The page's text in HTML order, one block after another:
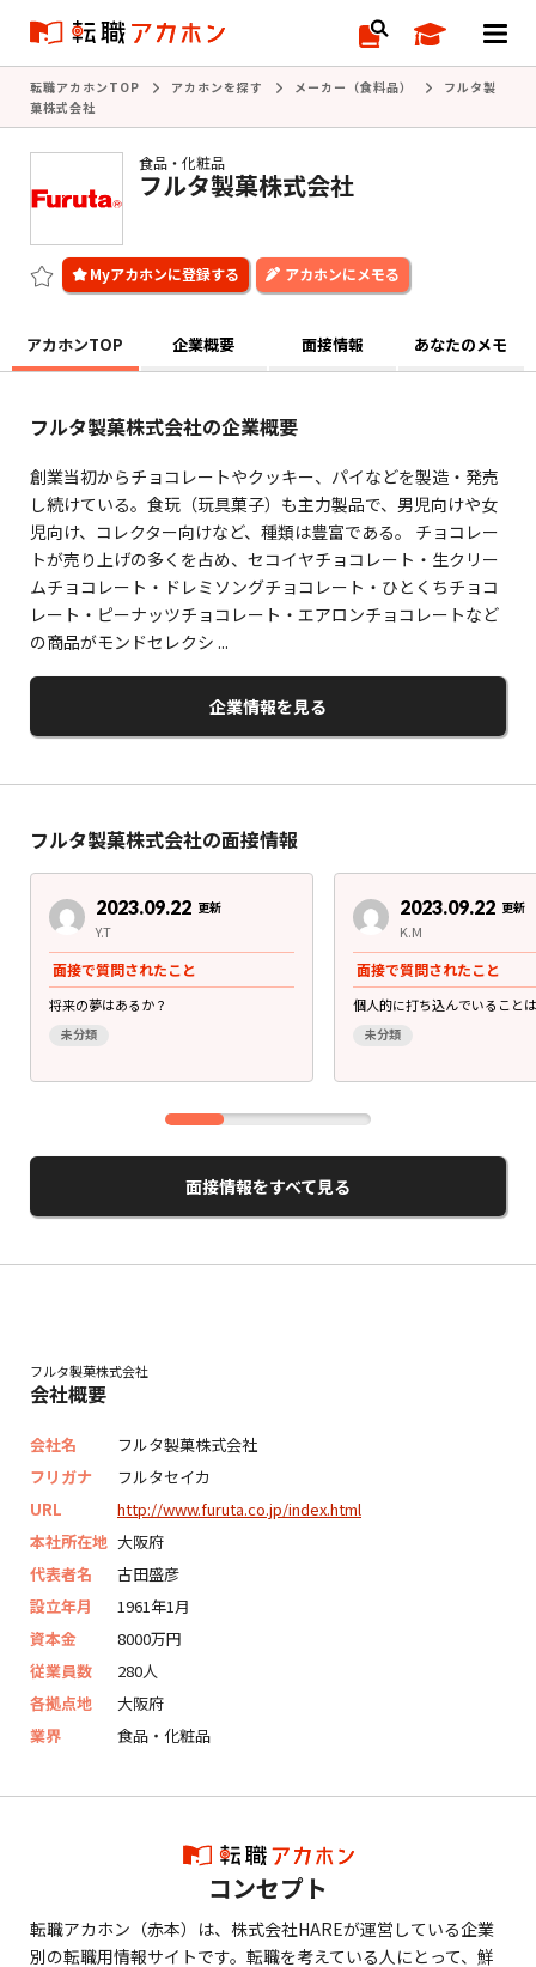
転職アカホンTOP アカホンを探す メーカー（食料品）
フルタ製
菓株式会社
食品・化粧品
フルタ製菓株式会社
アカホンにメモる
アカホンTOP 企業概要 面接情報 あなたのメモ
フルタ製菓株式会社の企業概要
創業当初からチョコレートやクッキー、パイなどを製造・発売
し続けている。食玩（玩具菓子）も主力製品で、男児向けや女
児向け、コレクター向けなど、種類は豊富である。 チョコレー
トが売り上げの多くを占め、セコイヤチョコレート・生クリー
ムチョコレート・ドレミソングチョコレート・ひとくちチョコ
レート・ピーナッツチョコレート・エアロンチョコレートなど
の商品がモンドセレクシ ...
企業情報を見る
フルタ製菓株式会社の面接情報
2023.09.22 更新
Y.T
面接で質問されたこと
将来の夢はあるか？
未分類
2023.09.22 更新
K.M
面接で質問されたこと
個人的に打ち込んでいること
未分類
面接情報をすべて見る
フルタ製菓株式会社
会社概要
会社名
フルタ製菓株式会社
フリガナ
フルタセイカ
URL
http://www.furuta.co.jp/index.html
本社所在地 大阪府
代表者名
古田盛彦
設立年月
1961年1月
資本金
8000万円
従業員数
280人
各拠点地
大阪府
業界
食品・化粧品
コンセプト
転職アカホン（赤本）は、株式会社HAREが運営している企業
別の転職用情報サイトです。転職を考えている人にとって、鮮